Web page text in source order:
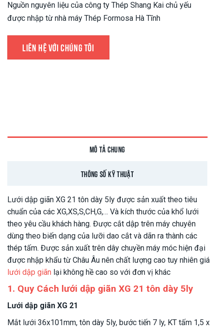
Nguồn nguyên liệu của công ty Thép Shang Kai chủ yếu
được nhập từ nhà máy Thép Formosa Hà Tĩnh
LIÊN HỆ VỚI CHÚNG TÔI
MÔ TẢ CHUNG
THÔNG SỐ KỸ THUẬT
Lưới dập giãn XG 21 tôn dày 5ly được sản xuất theo tiêu
chuẩn của các XG,XS,S,CH,G,… Và kích thước của khổ lưới
theo yêu cầu khách hàng. Được cắt dập trên máy chuyên
dùng theo biến dạng của lưỡi dao cắt và dãn ra thành các
thép tấm. Được sản xuất trên dây chuyền máy móc hiện đại
được nhập khẩu từ Châu Âu nên chất lượng cao tuy nhiên giá
lưới dập giãn lại không hề cao so với đơn vị khác
1. Quy Cách lưới dập giãn XG 21 tôn dày 5ly
Lưới dập giãn XG 21
Mắt lưới 36x101mm, tôn dày 5ly, bước tiến 7 ly, KT tấm 1,5 x